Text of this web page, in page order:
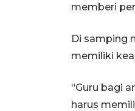
memberi
Di samping
memiliki
“Guru bagi
harus